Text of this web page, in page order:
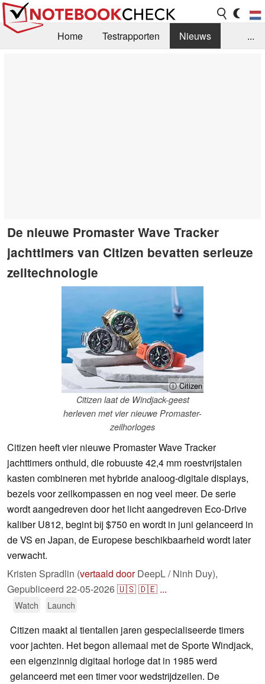
Home Testrapporten
Nieuws
...
De nieuwe Promaster Wave Tracker
jachttimers van Citizen bevatten serieuze
zeiltechnologie
ⓘ Citizen
Citizen laat de Windjack-geest
herleven met vier nieuwe Promaster-
zeilhorloges
Citizen heeft vier nieuwe Promaster Wave Tracker
jachttimers onthuld, die robuuste 42,4 mm roestvrijstalen
kasten combineren met hybride analoog-digitale displays,
bezels voor zeilkompassen en nog veel meer. De serie
wordt aangedreven door het licht aangedreven Eco-Drive
kaliber U812, begint bij $750 en wordt in juni gelanceerd in
de VS en Japan, de Europese beschikbaarheid wordt later
verwacht.
Kristen Spradlin (vertaald doorDeepL / Ninh Duy),
Gepubliceerd 22-05-2026🇺🇸🇩🇪 ...
Watch Launch
Citizen maakt al tientallen jaren gespecialiseerde timers
voor jachten. Het begon allemaal met de Sporte Windjack,
een eigenzinnig digitaal horloge dat in 1985 werd
gelanceerd met een timer voor wedstrijdzeilen. De